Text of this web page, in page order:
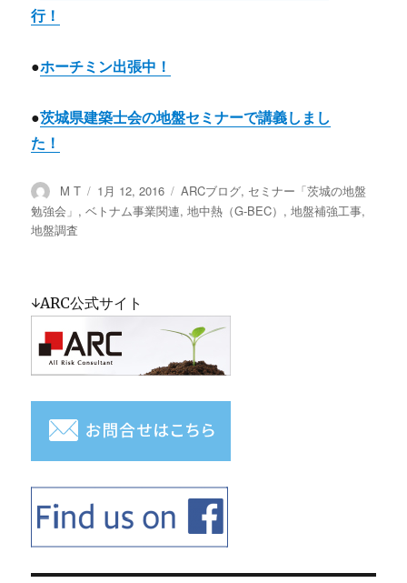
行！
●ホーチミン出張中！
●茨城県建築士会の地盤セミナーで講義しまし
た！
投
稿
者
M T
投
稿
1月 12, 2016
カ
テ
ARCブログ, セミナー「茨城の地盤
勉強会」 ,ベトナム事業関連,地中熱（G-BEC） ,地盤補強工事,
地盤調査
↓ARC公式サイト